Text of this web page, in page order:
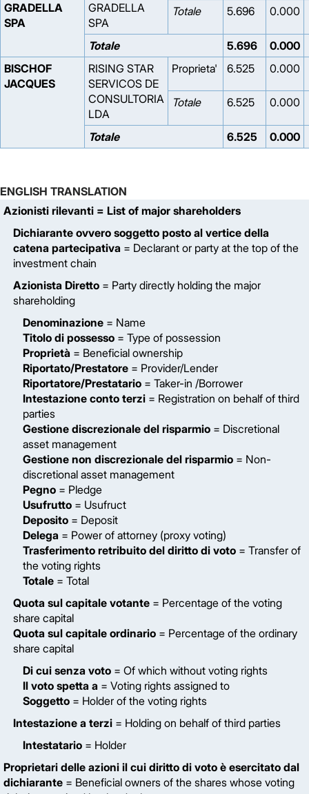
GRADELLA
SPA
GRADELLA
SPA
Totale 5.696 0.000
Totale 5.696
0.000
BISCHOF
JACQUES
RISING STAR
SERVICOS DE
CONSULTORIA
LDA
Proprieta' 6.525 0.000
Totale 6.525 0.000
Totale 6.525 0.000
ENGLISH TRANSLATION
Azionisti rilevanti = List of major shareholders
Dichiarante ovvero soggetto posto al vertice della
catena partecipativa = Declarant or party at the top of the
investment chain
Azionista Diretto = Party directly holding the major
shareholding
Denominazione = Name
Titolo di possesso = Type of possession
Proprietà = Beneficial ownership
Riportato/Prestatore = Provider/Lender
Riportatore/Prestatario = Taker-in /Borrower
Intestazione conto terzi = Registration on behalf of third
parties
Gestione discrezionale del risparmio = Discretional
asset management
Gestione non discrezionale del risparmio = Non-
discretional asset management
Pegno = Pledge
Usufrutto = Usufruct
Deposito = Deposit
Delega = Power of attorney (proxy voting)
Trasferimento retribuito del diritto di voto = Transfer of
the voting rights
Totale = Total
Quota sul capitale votante = Percentage of the voting
share capital
Quota sul capitale ordinario = Percentage of the ordinary
share capital
Di cui senza voto = Of which without voting rights
Il voto spetta a = Voting rights assigned to
Soggetto = Holder of the voting rights
Intestazione a terzi = Holding on behalf of third parties
Intestatario = Holder
Proprietari delle azioni il cui diritto di voto è esercitato dal
dichiarante = Beneficial owners of the shares whose voting